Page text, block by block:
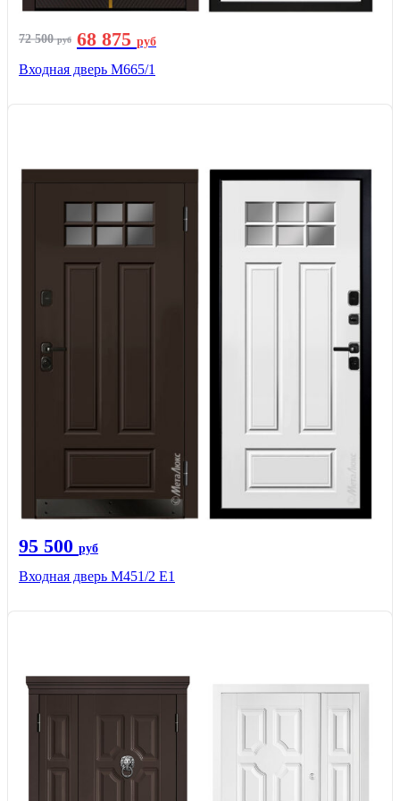
72 500руб 68 875 руб
Входная дверь М665/1
95 500 руб
Входная дверь М451/2 Е1